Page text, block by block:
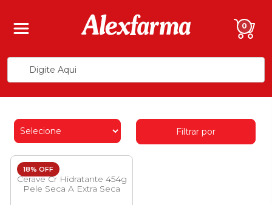
0
Filtrar por
18% OFF
Cerave Cr Hidratante 454g
Pele Seca A Extra Seca